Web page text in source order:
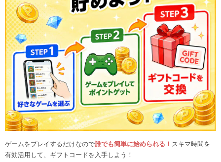
ゲームをプレイするだけなので誰でも簡単に始められる！ スキマ時間を
有効活用して、ギフトコードを入手しよう！